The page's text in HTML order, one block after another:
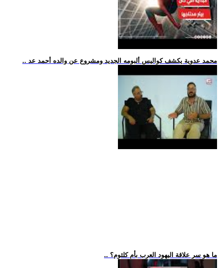
.. محمد عدوية يكشف كواليس ألبومه الجديد ومشروع عن والده أحمد عد
.. ما هو سر علاقة اليهود العرب بأم كلثوم؟